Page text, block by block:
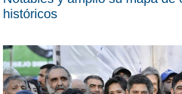
históricos